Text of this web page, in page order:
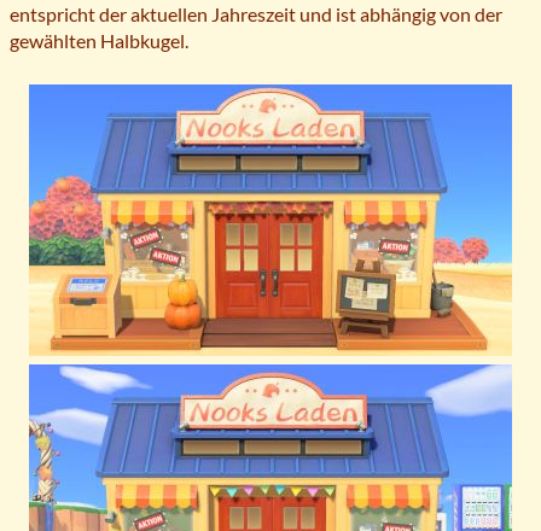
entspricht der aktuellen Jahreszeit und ist abhängig von der
gewählten Halbkugel.